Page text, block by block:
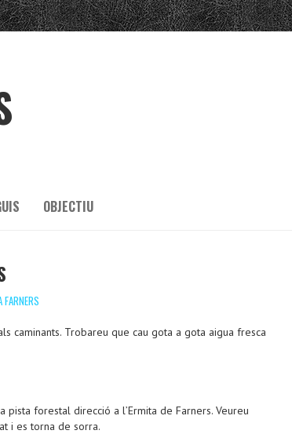
OBJECTIU
caminants. Trobareu que cau gota a gota aigua fresca
pista forestal direcció a l’Ermita de Farners. Veureu
i es torna de sorra.